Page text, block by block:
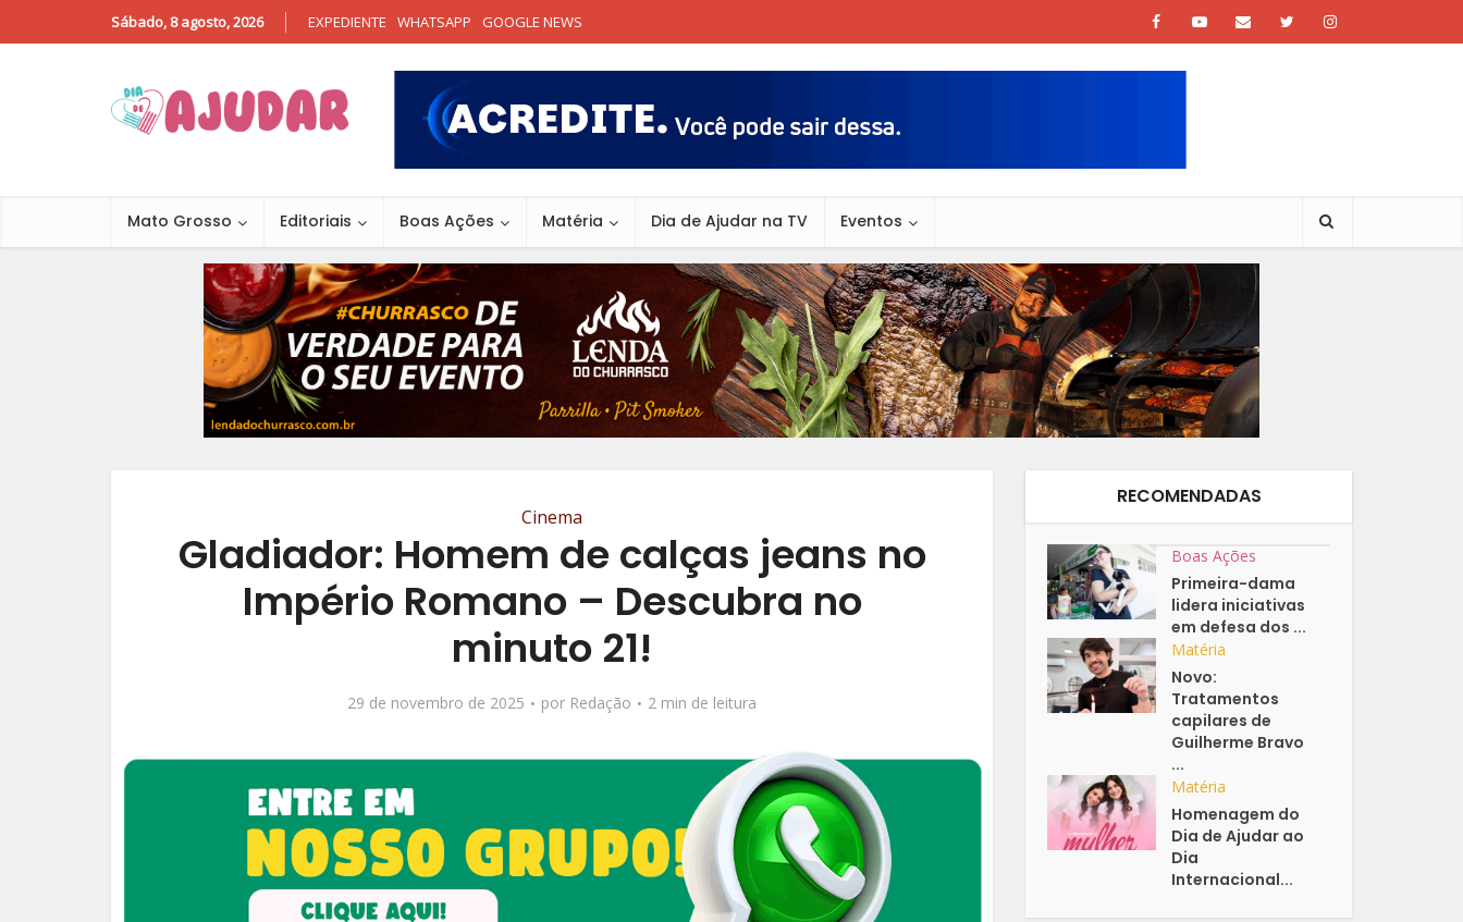
Sábado, 8 agosto, 2026 EXPEDIENTE WHATSAPP GOOGLE NEWS
Mato Grosso Editoriais Boas Ações Matéria Dia de Ajudar na TV Eventos
Cinema
Gladiador: Homem de calças jeans no
Império Romano – Descubra no
minuto 21!
29 de novembro de 2025 por Redação 2 min de leitura
RECOMENDADAS
Boas Ações
Primeira-dama
lidera iniciativas
em defesa dos ...
Matéria
Novo:
Tratamentos
capilares de
Guilherme Bravo
...
Matéria
Homenagem do
Dia de Ajudar ao
Dia
Internacional...